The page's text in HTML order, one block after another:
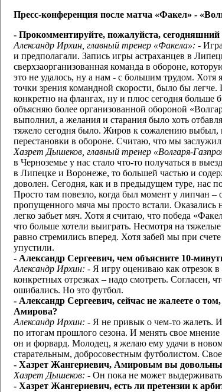
Пресс-конференция после матча «Факел» -
- Прокомментируйте, пожалуйста, сегодняшний
Александр Ирхин, главный тренер «Факела»: -
и предполагали. Запись игры астраханцев в
сверхзаорганизованная команда в обороне,
это не удалось, ну а нам - с большим трудом. Хотя
точки зрения командной скорости, было бы легче.
конкретно на флангах, ну и плюс сегодня больше
объясняю более организованной обороной
выполнил, а желания и старания было хоть
тяжело сегодня было. Жиров к сожалению выбыл,
перестановки в обороне. Считаю, что мы
Хазрет Дышеков, главный тренер «Волгаря-
в Черноземье у нас стало что-то получаться в
в Липецке и Воронеже, то большей частью и
доволен. Сегодня, как и в предыдущем туре, нас
Просто там повезло, когда был момент у липчан –
пропущенного мяча мы просто встали. Оказались
легко забьет мяч. Хотя я считаю, что победа
что больше хотели выиграть. Несмотря на
равно стремились вперед. Хотя забей мы при
упустили.
- Александр Сергеевич, чем объясните 10-
Александр Ирхин: - Я игру оцениваю как отрезок
конкретных отрезках – надо смотреть. Согласен,
ошибались. Но это футбол.
- Александр Сергеевич, сейчас не жалеете о
Амирова?
Александр Ирхин: - Я не привык о чем-то жалеть.
по итогам прошлого сезона. И менять свое
он и форвард. Молодец, я желаю ему удачи в
старательным, добросовестным футболистом.
- Хазрет Жангериевич, Амировым вы
Хазрет Дышеков: - Он пока не может
- Хазрет Жангериевич, есть ли претензии к